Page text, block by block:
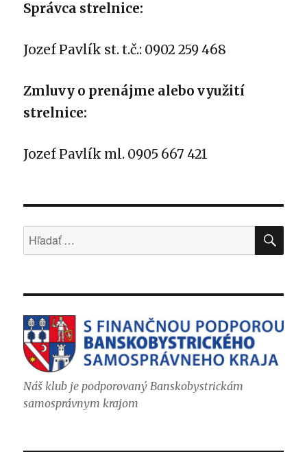
Správca strelnice:
Jozef Pavlík st. t.č.: 0902 259 468
Zmluvy o prenájme alebo využití
strelnice:
Jozef Pavlík ml. 0905 667 421
Hľadať:
Náš klub je podporovaný Banskobystrickám
samosprávnym krajom